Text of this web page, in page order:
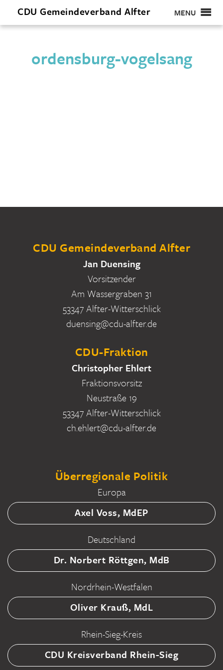
CDU Gemeindeverband Alfter MENU
ordensburg-vogelsang
CDU Gemeindeverband Alfter
Jan Duensing
Vorsitzender
Am Wassergraben 31
53347 Alfter-Witterschlick
duensing@cdu-alfter.de
CDU-Fraktion
Christopher Ehlert
Fraktionsvorsitz
Neustraße 19
53347 Alfter-Witterschlick
ch.ehlert@cdu-alfter.de
Überregionale Politik
Europa
Axel Voss, MdEP
Deutschland
Dr. Norbert Röttgen, MdB
Nordrhein-Westfalen
Oliver Krauß, MdL
Rhein-Sieg-Kreis
CDU Kreisverband Rhein-Sieg